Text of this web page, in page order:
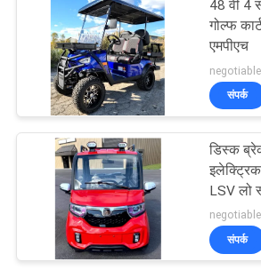
मिनी बाइक स्कूटर
48 वी 4
गोल्फ
एमपीएच
संपर्क
डिस्क
LSV लो
संपर्क